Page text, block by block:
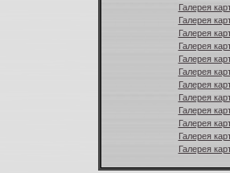
Галерея
Галерея
Галерея
Галерея
Галерея
Галерея
Галерея
Галерея
Галерея
Галерея
Галерея
Галерея